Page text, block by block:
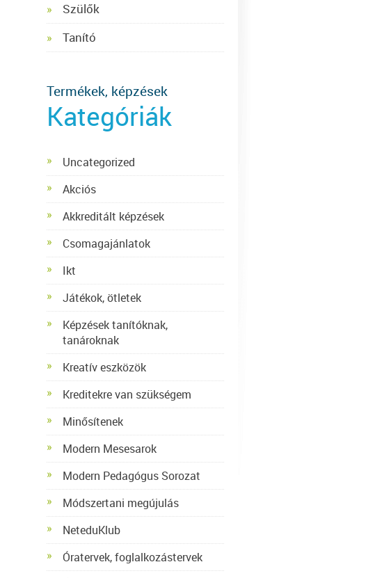
Szülők
Tanító
Termékek, képzések
Kategóriák
Uncategorized
Akciós
Akkreditált képzések
Csomagajánlatok
Ikt
Játékok, ötletek
Képzések tanítóknak,
tanároknak
Kreatív eszközök
Kreditekre van szükségem
Minősítenek
Modern Mesesarok
Modern Pedagógus Sorozat
Módszertani megújulás
NeteduKlub
Óratervek, foglalkozástervek